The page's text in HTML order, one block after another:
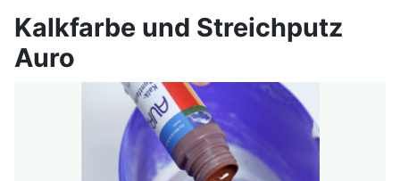
Kalkfarbe und Streichputz
Auro